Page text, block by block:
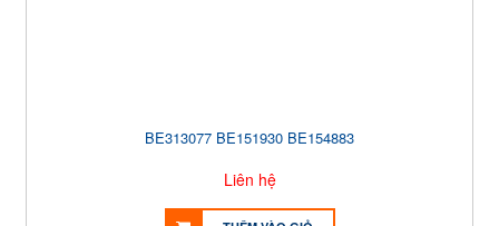
BE313077 BE151930 BE154883
Liên hệ